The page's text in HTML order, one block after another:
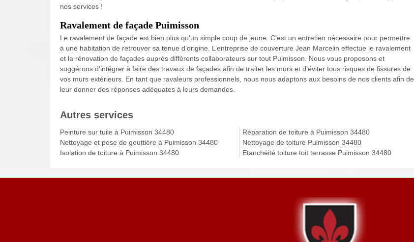
nos services !
Ravalement de façade Puimisson
Le ravalement de façade est bien plus qu'un simple coup de jeune. C'est un entretien nécessaire pour permettre
à une habitation de retrouver sa tenue d’origine. L’entreprise de couverture Jean Marcelin effectue le ravalement
et la rénovation de façades auprès différents collaborateurs sur tout Puimisson. Nous vous proposons et
suggérons d'intégrer à faire des travaux de façades afin de traiter les murs et d’éviter tous risques de fissures de
vos murs extérieurs. En tant que ravaleurs professionnels, nous nous adaptons aux besoins de nos clients afin de
leur donner des réponses adéquates à leurs demandes.
Autres services
Peinture sur tuile à Puimisson 34480
Nettoyage et pose de gouttière à Puimisson 34480
Isolation de toiture à Puimisson 34480
Réparation de toiture à Puimisson 34480
Nettoyage de toiture Puimisson 34480
Etanchéité toiture toit terrasse Puimisson 34480